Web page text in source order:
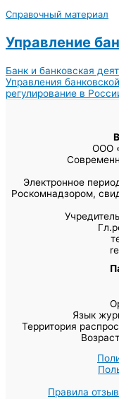
Справочный материал
Управление
Банк и банковская
Управления
регулирование в
ООО
Электронное
Роскомнадзором,
Язык
Территория
Правила